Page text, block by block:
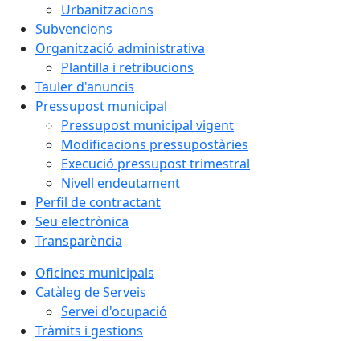
Urbanitzacions
Subvencions
Organització administrativa
Plantilla i retribucions
Tauler d'anuncis
Pressupost municipal
Pressupost municipal vigent
Modificacions pressupostàries
Execució pressupost trimestral
Nivell endeutament
Perfil de contractant
Seu electrònica
Transparència
Oficines municipals
Catàleg de Serveis
Servei d'ocupació
Tràmits i gestions